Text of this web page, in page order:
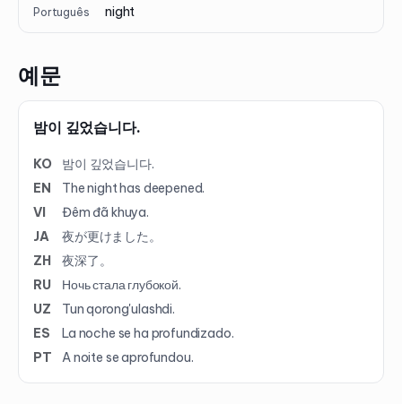
Português night
예문
밤이 깊었습니다.
KO
밤이 깊었습니다.
EN
The night has deepened.
VI
Đêm đã khuya.
JA
夜が更けました。
ZH
夜深了。
RU
Ночь стала глубокой.
UZ
Tun qorong'ulashdi.
ES
La noche se ha profundizado.
PT
A noite se aprofundou.